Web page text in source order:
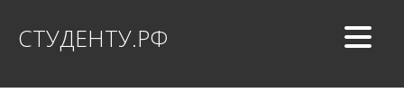
СТУДЕНТУ.РФ